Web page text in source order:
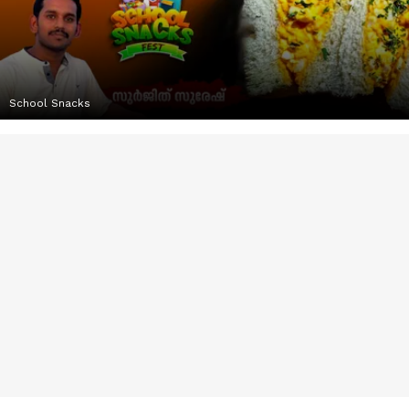
School Snacks